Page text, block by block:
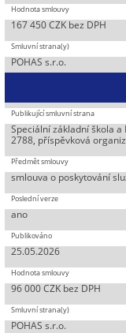
167 450 CZK bez DPH
POHAS s.r.o.
Speciální základní škola
2788, příspěvková
smlouva o poskytování
ano
25.05.2026
96 000 CZK bez DPH
POHAS s.r.o.